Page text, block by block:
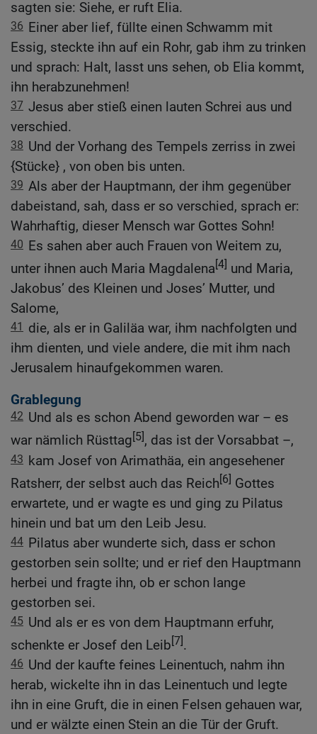
sagten sie: Siehe, er ruft Elia.
36 Einer aber lief, füllte einen Schwamm mit
Essig, steckte ihn auf ein Rohr, gab ihm zu trinken
und sprach: Halt, lasst uns sehen, ob Elia kommt,
ihn herabzunehmen!
37 Jesus aber stieß einen lauten Schrei aus und
verschied.
38 Und der Vorhang des Tempels zerriss in zwei
{Stücke} , von oben bis unten.
39 Als aber der Hauptmann, der ihm gegenüber
dabeistand, sah, dass er so verschied, sprach er:
Wahrhaftig, dieser Mensch war Gottes Sohn!
40 Es sahen aber auch Frauen von Weitem zu,
unter ihnen auch Maria Magdalena[4] und Maria,
Jakobus’ des Kleinen und Joses’ Mutter, und
Salome,
41 die, als er in Galiläa war, ihm nachfolgten und
ihm dienten, und viele andere, die mit ihm nach
Jerusalem hinaufgekommen waren.
Grablegung
42 Und als es schon Abend geworden war – es
war nämlich Rüsttag[5], das ist der Vorsabbat –,
43 kam Josef von Arimathäa, ein angesehener
Ratsherr, der selbst auch das Reich[6] Gottes
erwartete, und er wagte es und ging zu Pilatus
hinein und bat um den Leib Jesu.
44 Pilatus aber wunderte sich, dass er schon
gestorben sein sollte; und er rief den Hauptmann
herbei und fragte ihn, ob er schon lange
gestorben sei.
45 Und als er es von dem Hauptmann erfuhr,
schenkte er Josef den Leib[7].
46 Und der kaufte feines Leinentuch, nahm ihn
herab, wickelte ihn in das Leinentuch und legte
ihn in eine Gruft, die in einen Felsen gehauen war,
und er wälzte einen Stein an die Tür der Gruft.